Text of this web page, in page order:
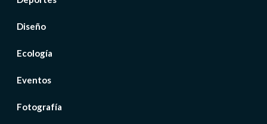
Diseño
Ecología
Eventos
Fotografía